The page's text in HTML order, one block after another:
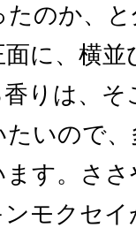
のか、
に、横
りは、
いので
す。さ
モクセ